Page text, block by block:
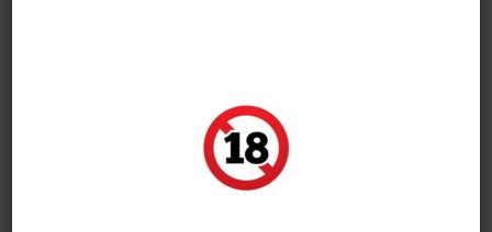
POSTED BY : VINSDIRECT / 0 COMMENTS